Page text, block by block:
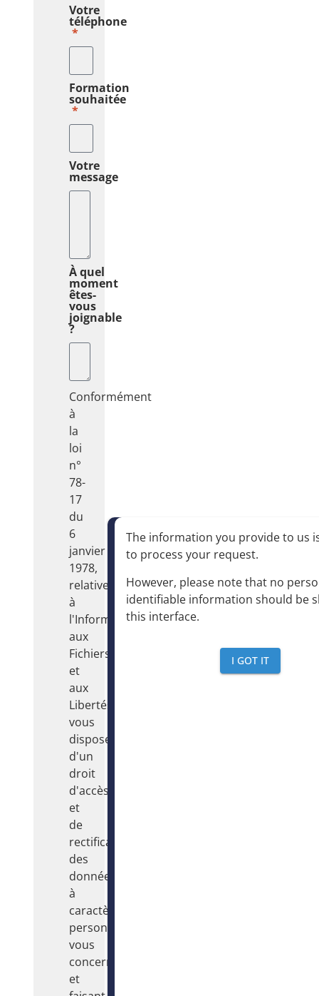
Votre
téléphone
Formation
souhaitée
Votre
message
À quel
moment
êtes-
vous
joignable
?
Conformément
à
la
loi
n°
78-
17
du
6
janvier
1978,
relative
à
l'Informatique,
aux
Fichiers
et
aux
Libertés,
vous
disposez
d'un
droit
d'accès
et
de
rectification
des
données
à
caractère
personnel
vous
concernant
et
The information you provide to us
to process your request.
However, please note that no
identifiable information should be
this interface.
I GOT IT